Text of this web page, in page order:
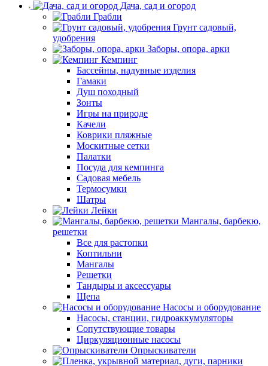
Дача, сад и огород
Грабли
Грунт садовый,
удобрения
Заборы, опора, арки
Кемпинг
Бассейны, надувные изделия
Гамаки
Душ походный
Зонты
Игры на природе
Качели
Коврики пляжные
Москитные сетки
Палатки
Посуда для кемпинга
Садовая мебель
Термосумки
Шатры
Лейки
Мангалы, барбекю,
решетки
Все для растопки
Коптильни
Мангалы
Решетки
Тандыры и аксессуары
Щепа
Насосы и оборудование
Насосы, станции, гидроаккумуляторы
Сопутствующие товары
Циркуляционные насосы
Опрыскиватели